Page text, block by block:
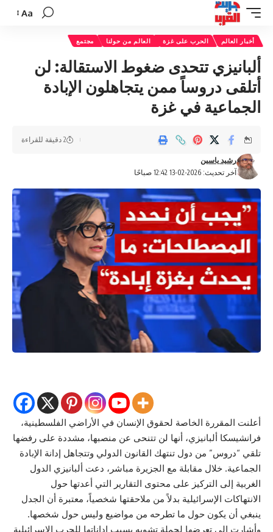
تغيير
Aa
أخبار العالم الحرب على غزة العالم من حولنا مجتمع
ألبانيزي تتحدى ضغوط الاستقالة: لن
أتلقى دروساً ممن يتجاهلون الإبادة
الجماعية في غزة
آخر تحديث: 2026-02-13 12:42 صباحًا
رشيد ياسين
2 دقيقة للقراءة
أعلنت المقررة الخاصة لحقوق الإنسان في الأراضي الفلسطينية،
فرانشيسكا ألبانيزي، أنها لن تتنحى عن منصبها، مشددة على رفضها
تلقي “دروس” من دول تنتهك القانون الدولي وتتجاهل إدانة الإبادة
الجماعية. خلال مقابلة مع الجزيرة مباشر، دعت ألبانيزي الدول
الغربية إلى التركيز على محتوى التقارير التي أعدتها حول
الانتهاكات الإسرائيلية بدلاً من ملاحقتها شخصياً، معتبرة أن الجدل
ينبغي أن يكون حول ما تطرحه من مواضيع وليس حول شخصها.
وأشارت إلى تعرضها لحملة تشويه بسبب إداناتها للحرب الإسرائيلية